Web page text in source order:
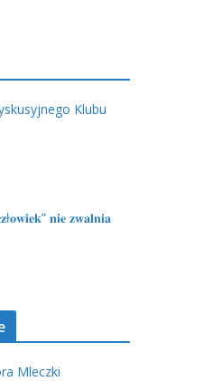
Klubu
𝐧𝐢𝐞 𝐳𝐰𝐚𝐥𝐧𝐢𝐚
Mleczki